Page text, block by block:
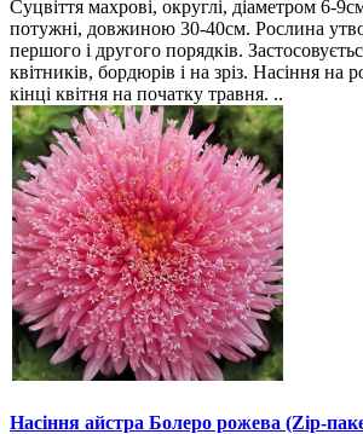
Суцвіття махрові, округлі, діаметром 6-
потужні, довжиною 30-40см. Рослина
першого і другого порядків.
квітників, бордюрів і на зріз. Насіння на
кінці квітня на початку травня. ..
Насіння айстра Болеро рожева (Zip-